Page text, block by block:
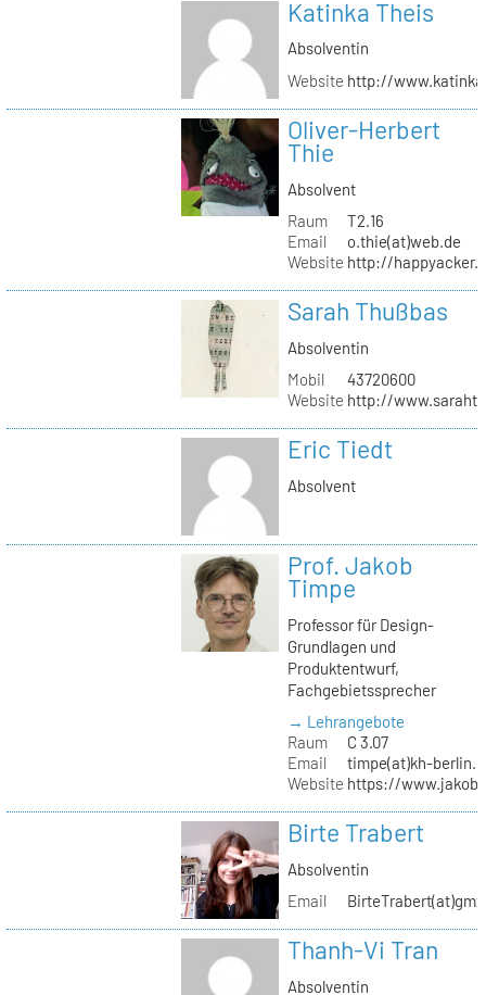
Katinka Theis
Absolventin
Website http://
Oliver-Herbert
Thie
Absolvent
Raum
T2.16
Email
o.thie(at)web.de
Website http://
Sarah Thußbas
Absolventin
Mobil
43720600
Website http://
Eric Tiedt
Absolvent
Prof. Jakob
Timpe
Professor für Design-
Grundlagen und
Produktentwurf,
Fachgebietssprecher
→ Lehrangebote
Raum
C 3.07
Email
timpe(at)kh-
Website https://
Birte Trabert
Absolventin
Email
Thanh-Vi Tran
Absolventin